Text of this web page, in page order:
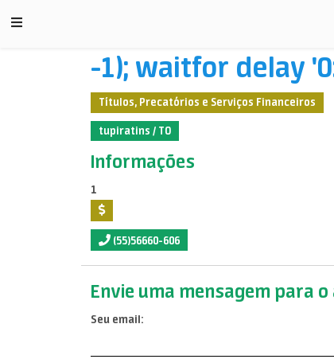
-1); waitfor delay
Títulos, Precatórios e Serviços Financeiros
tupiratins / TO
Informações
1
(55)56660-606
Envie uma mensagem para
Seu email: